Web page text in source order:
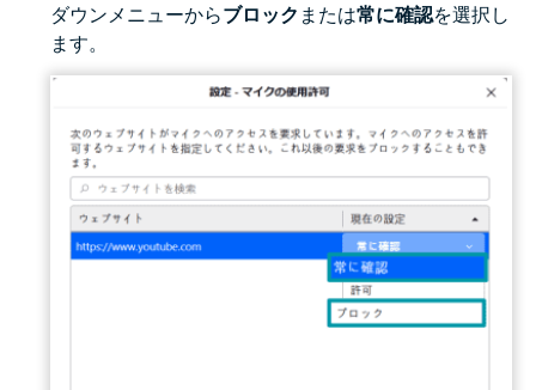
ダウンメニューからブロック または常に確認を選択し
ます。